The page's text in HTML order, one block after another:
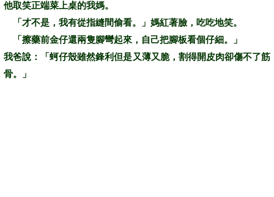
他取笑正端菜上桌的我媽。
「才不是，我有從指縫間偷看。」媽紅著臉，吃吃地笑。
「擦藥前金仔還兩隻腳彎起來，自己把腳板看個仔細。」
我爸說：「蚵仔殼雖然鋒利但是又薄又脆，割得開皮肉卻傷不了筋
骨。」